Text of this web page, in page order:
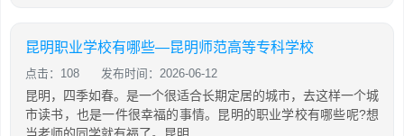
昆明职业学校有哪些—昆明师范高等专科学校
点击：108 发布时间：2026-06-12
昆明，四季如春。是一个很适合长期定居的城市，去这样一个城
市读书，也是一件很幸福的事情。昆明的职业学校有哪些呢?想